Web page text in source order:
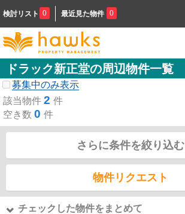
検討リスト 0 最近見た物件 0
ドラック新正堂の周辺物件一覧
募集中のみ表示
該当物件 2 件
空き数 0 件
さらに条件を絞り込む
物件リクエスト
チェックした物件をまとめて